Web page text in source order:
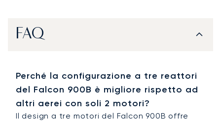
FAQ
Perché la configurazione a tre reattori
del Falcon 900B è migliore rispetto ad
altri aerei con soli 2 motori?
Il design a tre motori del Falcon 900B offre